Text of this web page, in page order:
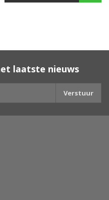
laatste nieuws
Verstuur